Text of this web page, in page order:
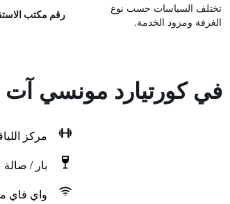
تختلف السياسات حسب نوع
الغرفة ومزود الخدمة.
رقم مكتب
في كورتيارد مونسي
مركز
بار / صالة
واي فاي